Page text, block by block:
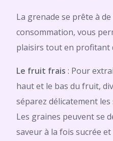
La grenade se prête à
consommation, vous
plaisirs tout en profitant
Le fruit frais : Pour
haut et le bas du fruit,
séparez délicatement
Les graines peuvent se
saveur à la fois sucrée